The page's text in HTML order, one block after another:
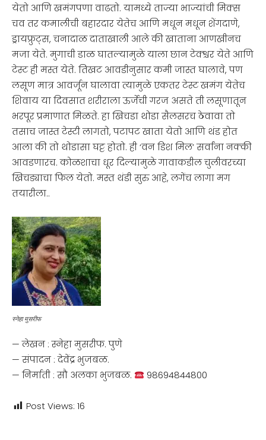
येतो आणि खमंगपणा वाढतो. यामध्ये ताज्या भाज्यांची मिक्स
चव तर कमालीची बहारदार येतेच आणि मधून मधून शेंगदाणे,
ड्रायफ्रुट्स, चनादाळ दाताखाली आले की खाताना आणखीनच
मजा येते. मुगाची डाळ घातल्यामुळे याला छान टेक्श्चर येते आणि
टेस्ट ही मस्त येते. तिखट आवडीनुसार कमी जास्त घालावे, पण
लसूण मात्र आवर्जून घालावा त्यामुळे एकतर टेस्ट खमंग येतेच
शिवाय या दिवसात शरीराला ऊर्जेची गरज असते ती लसूणातून
भरपूर प्रमाणात मिळते. हा खिचडा थोडा सैलसरच ठेवावा तो
तसाच जास्त टेस्टी लागतो, पटापट खाता येतो आणि थंड होत
आला की तो थोडासा घट्ट होतो. ही ‘वन डिश मिल’ सर्वांना नक्की
आवडणारच. कोळशाचा धूर दिल्यामुळे गावाकडील चुलीवरच्या
खिचड्याचा फिल येतो. मस्त थंडी सुरु आहे, लगेंच लागा मग
तयारीला..
स्नेहा मुसरीफ
— लेखन : स्नेहा मुसरीफ. पुणे
— संपादन : देवेंद्र भुजबळ.
— निर्माती : सौ अलका भुजबळ.
98694844800
Post Views: 16